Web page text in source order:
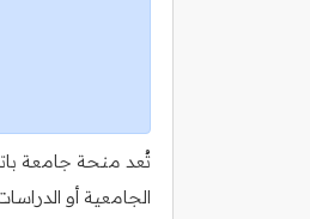
تُعد منحة جامعة
الجامعية أو